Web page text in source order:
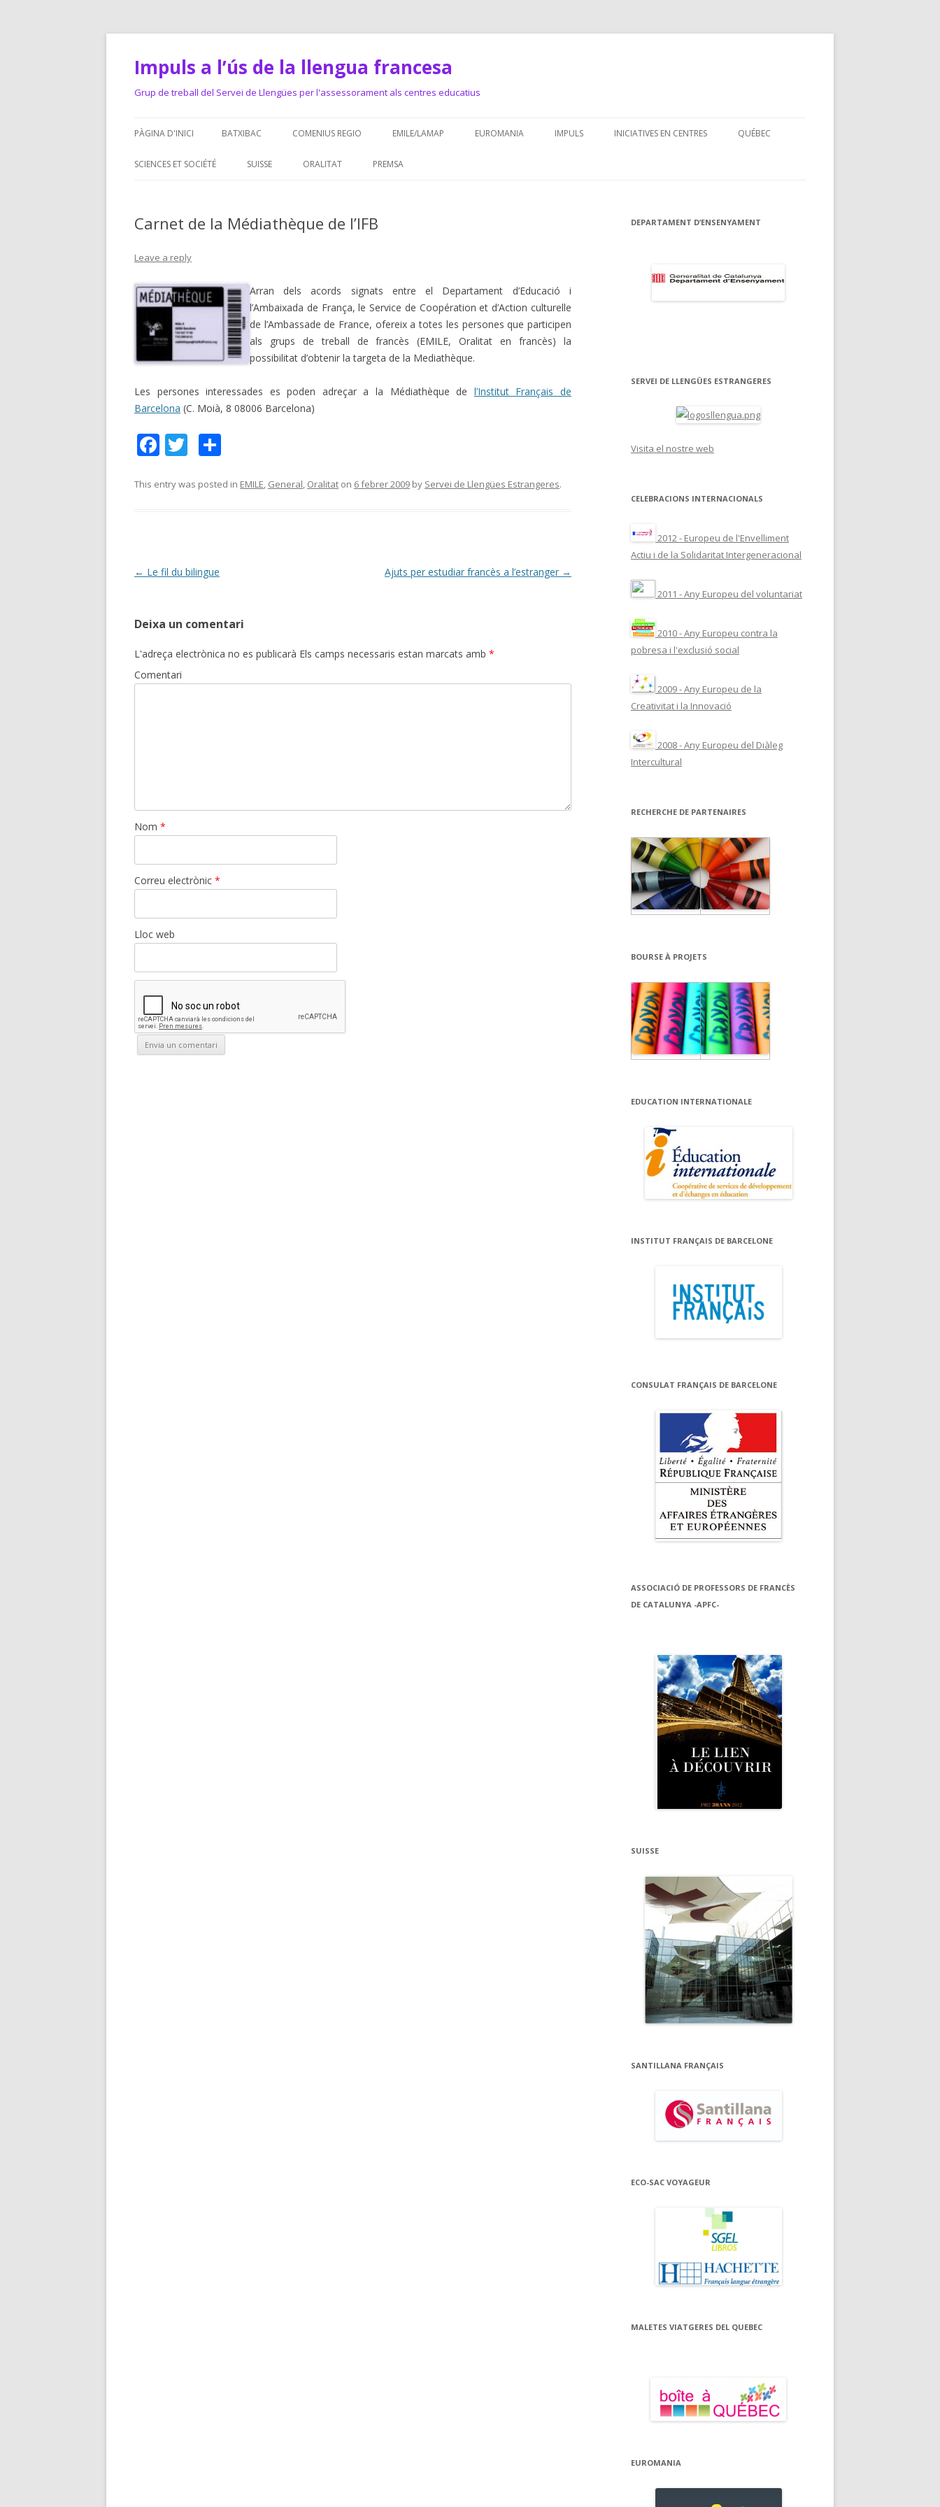
Impuls a l’ús de la llengua francesa
Grup de treball del Servei de Llengües per l'assessorament als centres educatius
to
PÀGINA D'INICI BATXIBAC COMENIUS REGIO
DOCUMENTACIÓ: COMENIUS
COMARQUES GIRONINES
EMILE/LAMAP EUROMANIA IMPULS INICIATIVES EN CENTRES QUÉBEC
SCIENCES ET SOCIÉTÉ SUISSE ORALITAT PREMSA
Carnet de la Médiathèque de l’IFB
Leave a reply
Arran dels acords signats entre el Departament d’Educació i
l’Ambaixada de França, le Service de Coopération et d’Action culturelle
de l’Ambassade de France, ofereix a totes les persones que participen
als grups de treball de francès (EMILE, Oralitat en francès) la
possibilitat d’obtenir la targeta de la Mediathèque.
Les persones interessades es poden adreçar a la Médiathèque de l’Institut Français de
Barcelona (C. Moià, 8 08006 Barcelona)
F
e
k
T
itt m
This entry was posted in EMILE, General, Oralitat on 6 febrer 2009 by Servei de Llengües Estrangeres.
Post
← Le fil du bilingue Ajuts per estudiar francès a l’estranger →
Deixa un comentari
L'adreça electrònica no es publicarà Els camps necessaris estan marcats amb *
Comentari
Nom *
Correu electrònic *
Lloc web
DEPARTAMENT D’ENSENYAMENT
SERVEI DE LLENGÜES ESTRANGERES
Visita el nostre web
CELEBRACIONS INTERNACIONALS
2012 - Europeu de l'Envelliment
Actiu i de la Solidaritat Intergeneracional
2011 - Any Europeu del voluntariat
2010 - Any Europeu contra la
pobresa i l'exclusió social
2009 - Any Europeu de la
Creativitat i la Innovació
2008 - Any Europeu del Diàleg
Intercultural
RECHERCHE DE PARTENAIRES
BOURSE À PROJETS
EDUCATION INTERNATIONALE
INSTITUT FRANÇAIS DE BARCELONE
CONSULAT FRANÇAIS DE BARCELONE
ASSOCIACIÓ DE PROFESSORS DE FRANCÈS
DE CATALUNYA -APFC-
SUISSE
SANTILLANA FRANÇAIS
ECO-SAC VOYAGEUR
MALETES VIATGERES DEL QUEBEC
EUROMANIA